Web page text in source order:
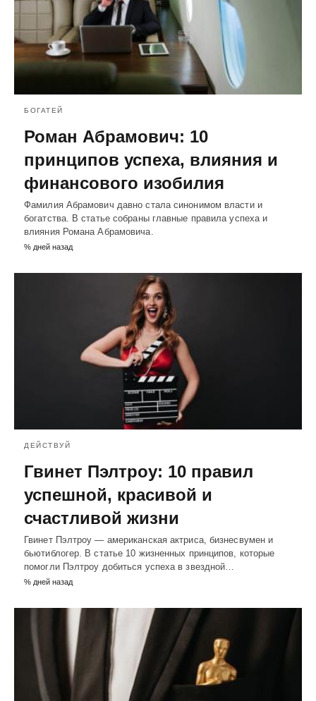
БОГАТЕЙ
Роман Абрамович: 10
принципов успеха, влияния и
финансового изобилия
Фамилия Абрамович давно стала синонимом власти и
богатства. В статье собраны главные правила успеха и
влияния Романа Абрамовича.
% дней назад
ДЕЙСТВУЙ
Гвинет Пэлтроу: 10 правил
успешной, красивой и
счастливой жизни
Гвинет Пэлтроу — американская актриса, бизнесвумен и
бьютиблогер. В статье 10 жизненных принципов, которые
помогли Пэлтроу добиться успеха в звездной…
% дней назад